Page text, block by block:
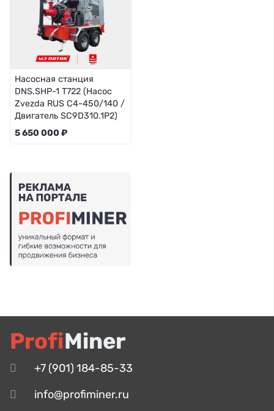
Насосная станция
DNS.SHP-1 T722 (Насос
Zvezda RUS C4-450/140 /
Двигатель SC9D310.1P2)
5 650 000 ₽
ProfiMiner
+7 (901) 184-85-33
info@profiminer.ru